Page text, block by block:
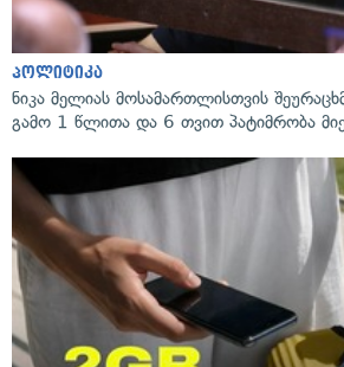
პოლიტიკა
ნიკა მელიას მოსამართლისთვის
გამო 1 წლითა და 6 თვით პატიმრობა